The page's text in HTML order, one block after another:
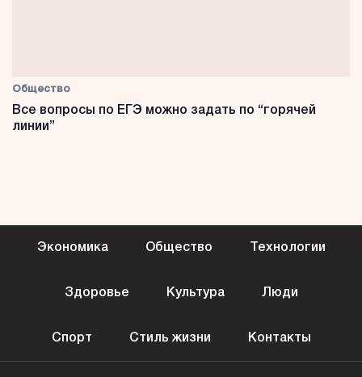
Общество
Все вопросы по ЕГЭ можно задать по “горячей
линии”
Экономика Общество Технологии
Здоровье Культура Люди
Спорт Стиль жизни Контакты